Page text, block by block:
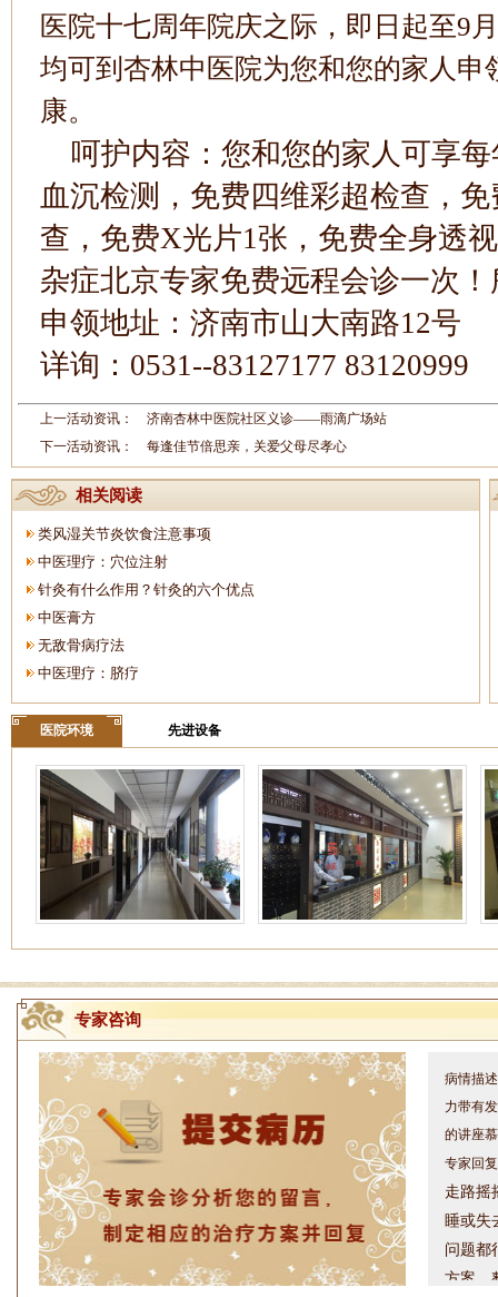
医院十七周年院庆之际，即日起至9 月
均可到杏林中医院为您和您的家人
康。
呵护内容：您和您的家人可享
血沉检测，免费四维彩超检查，
查，免费X光片1张，免费全身透
杂症北京专家免费远程会诊一次
申领地址：济南市山大南路12号
详询： 0531--83127177 83120999
上一活动资讯： 济南杏林中医院社区义诊——雨滴广场站
下一活动资讯： 每逢佳节倍思亲，关爱父母尽孝心
相关阅读
类风湿关节炎饮食注意事项
中医理疗：穴位注射
针灸有什么作用？针灸的六个优点
中医膏方
无敌骨病疗法
中医理疗：脐疗
医院环境 先进设备
专家咨询 姓名：
力带有
的讲座
专家回
走路摇
睡或失
问题都
方案，
是：